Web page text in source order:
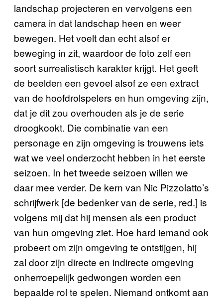
landschap projecteren en vervolgens een
camera in dat landschap heen en weer
bewegen. Het voelt dan echt alsof er
beweging in zit, waardoor de foto zelf een
soort surrealistisch karakter krijgt. Het geeft
de beelden een gevoel alsof ze een extract
van de hoofdrolspelers en hun omgeving zijn,
dat je dit zou overhouden als je de serie
droogkookt. Die combinatie van een
personage en zijn omgeving is trouwens iets
wat we veel onderzocht hebben in het eerste
seizoen. In het tweede seizoen willen we
daar mee verder. De kern van Nic Pizzolatto’s
schrijfwerk [de bedenker van de serie, red.] is
volgens mij dat hij mensen als een product
van hun omgeving ziet. Hoe hard iemand ook
probeert om zijn omgeving te ontstijgen, hij
zal door zijn directe en indirecte omgeving
onherroepelijk gedwongen worden een
bepaalde rol te spelen. Niemand ontkomt aan